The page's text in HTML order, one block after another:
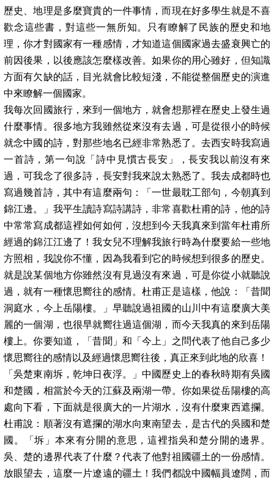
歷史、地理是多麼寶貴的一件事情，而現在好多學生就是不喜
歡念這些書，對這些一無所知。只有瞭解了民族的歷史和地
理，你才對國家有一種感情，才知道這個國家過去盛衰興亡的
前因後果，以後應該怎麼樣改善。如果你的用心雖好，但知識
方面有欠缺的話，目光就會比較短淺，不能從整個歷史的演進
中來瞭解一個國家。
我每次回國旅行，來到一個地方，就會想那裡在歷史上發生過
什麼事情。很多地方我雖然從來沒有去過，可是從很小的時候
就念中國的詩，對那些地名已經非常熟悉了。去西安時我寫過
一首詩，第一句說「詩中見慣古長安」，長安我以前沒有來
過，可我念了很多詩，長安對我來說太熟悉了。我去成都時也
寫過幾首詩，其中有這麼兩句：「一世最耽工部句，今朝真到
錦江邊。」我平生讀詩寫詩講詩，非常喜歡杜甫的詩，他的詩
中常常寫成都這裡如何如何，沒想到今天我真來到當年杜甫所
經過的錦江江邊了！我女兒不理解我旅行時為什麼要給一些地
方照相，我說你不懂，因為我看到它的時候想到很多的歷史。
就是說某個地方你雖然沒有見過沒有來過，可是你從小就聽說
過，就有一種懷思嚮往的感情。杜甫正是這樣，他說：「昔聞
洞庭水，今上岳陽樓。」早聽說過祖國的山川中有這麼廣大美
麗的一個湖，也很早就嚮往過這個湖，而今天我真的來到岳陽
樓上。你要知道，「昔聞」和「今上」之問代表了他自己多少
懷思嚮往的感情以及經過懷思嚮往後，真正來到此地的欣喜！
「吳楚東南坼，乾坤日夜浮。」中國歷史上的春秋時期有吳國
和楚國，相當於今天的江蘇及兩湖一帶。你如果從岳陽樓的高
處向下看，下面就是很廣大的一片湖水，沒有什麼東西遮攔。
杜甫說：順著沒有遮攔的湖水向東南望去，是古代的吳國和楚
國。「坼」本來有分開的意思，這裡指吳和楚分開的邊界。
吳、楚的邊界代表了什麼？代表了他對祖國疆土的一份感情。
放眼望去，這麼一片遼遠的疆土！我們都說中國幅員遼闊，而